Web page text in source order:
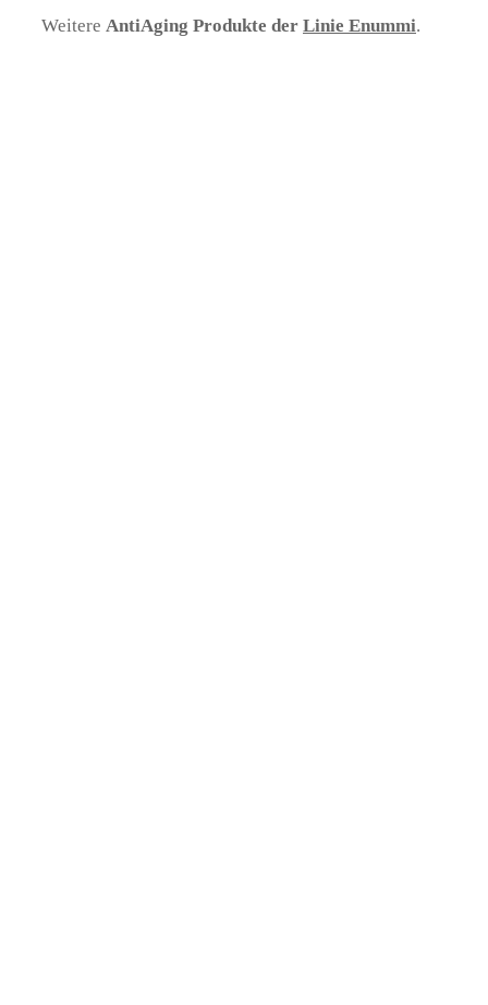
Weitere AntiAging Produkte der Linie Enummi.